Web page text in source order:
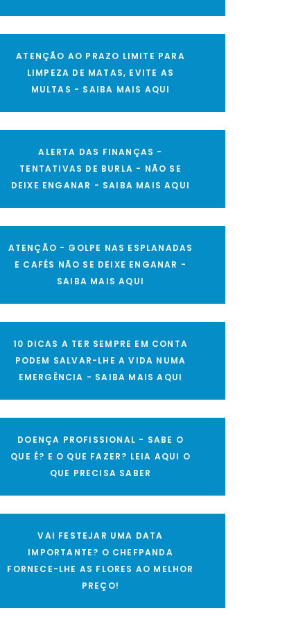
ATENÇÃO AO PRAZO LIMITE PARA
LIMPEZA DE MATAS, EVITE AS
MULTAS - SAIBA MAIS AQUI
ALERTA DAS FINANÇAS -
TENTATIVAS DE BURLA - NÃO SE
DEIXE ENGANAR - SAIBA MAIS AQUI
ATENÇÃO - GOLPE NAS ESPLANADAS
E CAFÉS NÃO SE DEIXE ENGANAR -
SAIBA MAIS AQUI
10 DICAS A TER SEMPRE EM CONTA
PODEM SALVAR-LHE A VIDA NUMA
EMERGÊNCIA - SAIBA MAIS AQUI
DOENÇA PROFISSIONAL - SABE O
QUE É? E O QUE FAZER? LEIA AQUI O
QUE PRECISA SABER
VAI FESTEJAR UMA DATA
IMPORTANTE? O CHEFPANDA
FORNECE-LHE AS FLORES AO MELHOR
PREÇO!